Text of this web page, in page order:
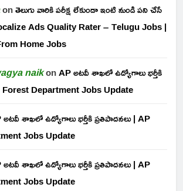
onతెలుగు వారికి పరీక్ష లేకుండా ఇంటి నుండి పని చేసే
Ads Quality Rater – Telugu Jobs |
Home Jobs
naikonAP అటవీ శాఖలో ఉద్యోగాలు భర్తీకి
Forest Department Jobs Update
శాఖలో ఉద్యోగాలు భర్తీకి ప్రతిపాదనలు | AP
Jobs Update
శాఖలో ఉద్యోగాలు భర్తీకి ప్రతిపాదనలు | AP
Jobs Update